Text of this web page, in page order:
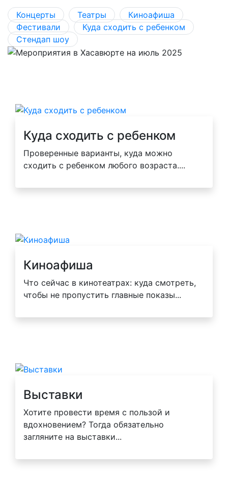
Концерты
Театры
Киноафиша
Фестивали
Куда сходить с ребенком
Стендап шоу
Куда сходить с ребенком
Проверенные варианты, куда можно
сходить с ребенком любого возраста....
Киноафиша
Что сейчас в кинотеатрах: куда смотреть,
чтобы не пропустить главные показы...
Выставки
Хотите провести время с пользой и
вдохновением? Тогда обязательно
загляните на выставки...